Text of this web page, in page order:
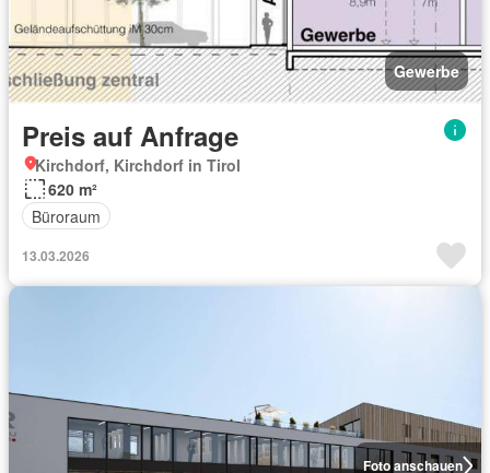
Gewerbe
Preis auf Anfrage
Kirchdorf, Kirchdorf in Tirol
620 m²
Büroraum
13.03.2026
Foto anschauen